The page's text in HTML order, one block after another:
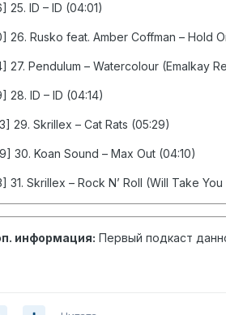
25. ID – ID (04:01)
26. Rusko feat. Amber Coffman – Hold
27. Pendulum – Watercolour (Emalkay
28. ID – ID (04:14)
29. Skrillex – Cat Rats (05:29)
30. Koan Sound – Max Out (04:10)
31. Skrillex – Rock N’ Roll (Will Take
информация: Первый подкаст